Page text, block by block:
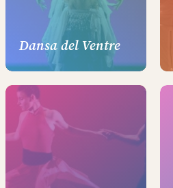
Dansa del Ventre